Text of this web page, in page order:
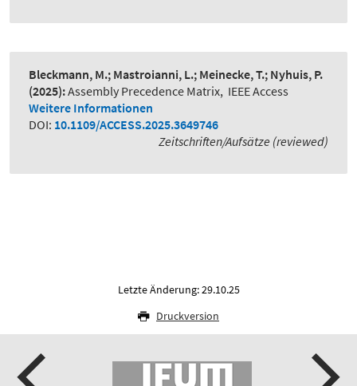
Bleckmann, M.; Mastroianni, L.; Meinecke, T.; Nyhuis, P.
(2025):Assembly Precedence Matrix, IEEE Access
Weitere Informationen
DOI: 10.1109/ACCESS.2025.3649746
Zeitschriften/Aufsätze (reviewed)
Letzte Änderung: 29.10.25
Druckversion